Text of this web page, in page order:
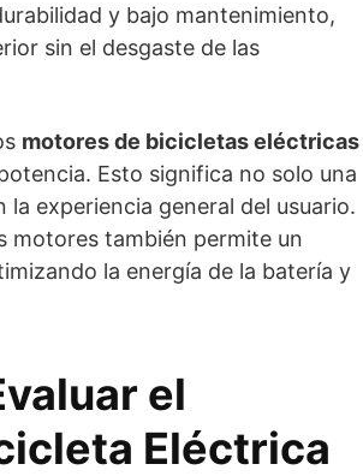
y bajo mantenimiento,
sin el desgaste de las
motores de bicicletas eléctricas
Esto significa no solo una
experiencia general del usuario.
motores también permite un
la energía de la batería y
el
Eléctrica